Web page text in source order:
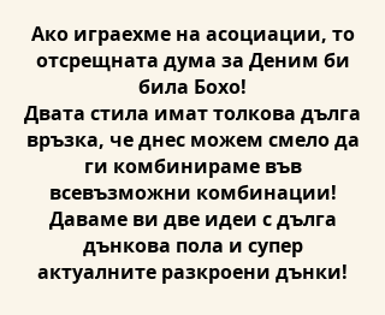
Ако играехме на асоциации, то
отсрещната дума за Деним би
била Бохо!
Двата стила имат толкова дълга
връзка, че днес можем смело да
ги комбинираме във
всевъзможни комбинации!
Даваме ви две идеи с дълга
дънкова пола и супер
актуалните разкроени дънки!